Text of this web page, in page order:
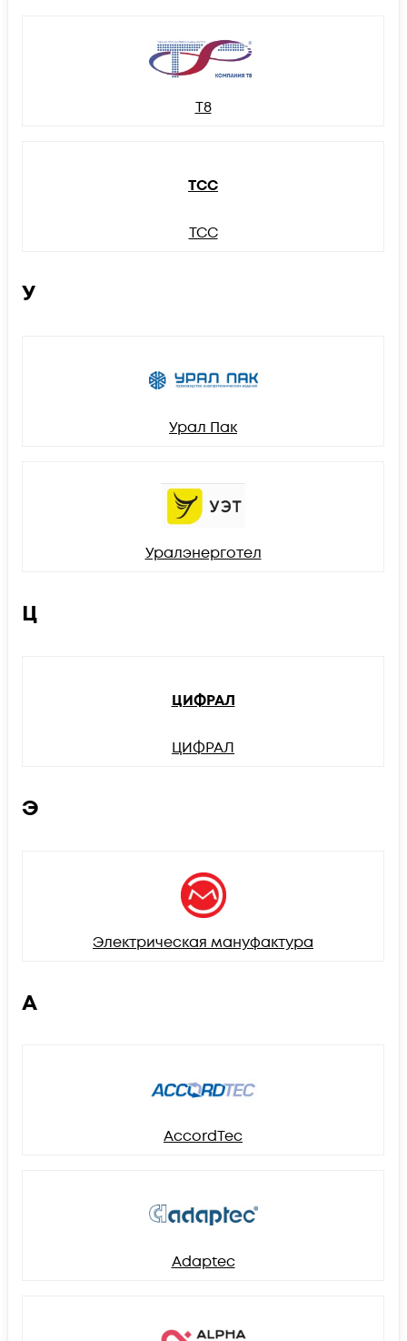
Т8
ТСС
ТСС
У
Урал Пак
Уралэнерготел
Ц
ЦИФРАЛ
ЦИФРАЛ
Э
Электрическая мануфактура
A
AccordTec
Adaptec